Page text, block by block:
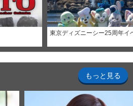
東京ディズニーシー25周年イ
もっと見る